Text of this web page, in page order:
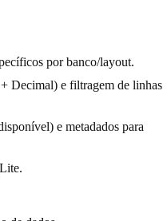
por banco/layout.
Decimal) e filtragem de linhas
e metadados para